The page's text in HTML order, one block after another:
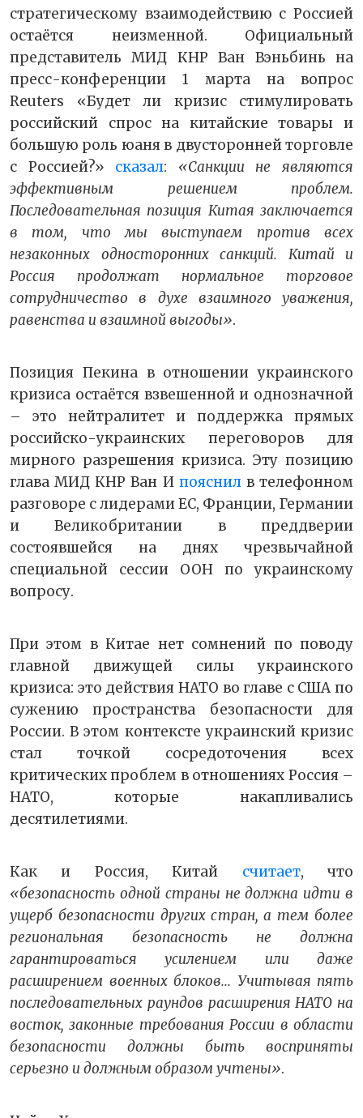
стратегическому взаимодействию с Россией
остаётся неизменной. Официальный
представитель МИД КНР Ван Вэньбинь на
пресс-конференции 1 марта на вопрос
Reuters «Будет ли кризис стимулировать
российский спрос на китайские товары и
большую роль юаня в двусторонней торговле
с Россией?» сказал: «Санкции не являются
эффективным решением проблем.
Последовательная позиция Китая заключается
в том, что мы выступаем против всех
незаконных односторонних санкций. Китай и
Россия продолжат нормальное торговое
сотрудничество в духе взаимного уважения,
равенства и взаимной выгоды».
Позиция Пекина в отношении украинского
кризиса остаётся взвешенной и однозначной
– это нейтралитет и поддержка прямых
российско-украинских переговоров для
мирного разрешения кризиса. Эту позицию
глава МИД КНР Ван И пояснилв телефонном
разговоре с лидерами ЕС, Франции, Германии
и Великобритании в преддверии
состоявшейся на днях чрезвычайной
специальной сессии ООН по украинскому
вопросу.
При этом в Китае нет сомнений по поводу
главной движущей силы украинского
кризиса: это действия НАТО во главе с США по
сужению пространства безопасности для
России. В этом контексте украинский кризис
стал точкой сосредоточения всех
критических проблем в отношениях Россия –
НАТО, которые накапливались
десятилетиями.
Как и Россия, Китай считает, что
«безопасность одной страны не должна идти в
ущерб безопасности других стран, а тем более
региональная безопасность не должна
гарантироваться усилением или даже
расширением военных блоков... Учитывая пять
последовательных раундов расширения НАТО на
восток, законные требования России в области
безопасности должны быть восприняты
серьезно и должным образом учтены».